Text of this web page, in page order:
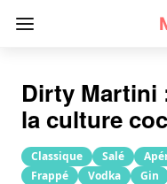
Dirty Martini
la culture
Classique Salé
Frappé
Vodka Gin